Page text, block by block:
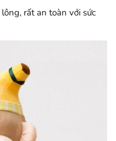
rất an toàn với sức